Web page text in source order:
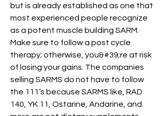
but is already established as one that
most experienced people recognize
as a potent muscle building SARM.
Make sure to follow a post cycle
therapy; otherwise, you&#39;re at risk
of losing your gains. The companies
selling SARMS do not have to follow
the 111’s because SARMS like, RAD
140, YK 11, Ostarine, Andarine, and